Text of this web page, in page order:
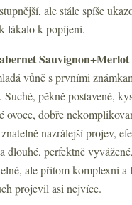
ale stále spíše
lákalo k popíjení.
Sauvignon+Merlot
vůně s prvními
pěkně postavené,
ovoce, dobře
nazrálejší projev,
dlouhé, perfektně
ale přitom komplexní a
projevil asi nejvíce.